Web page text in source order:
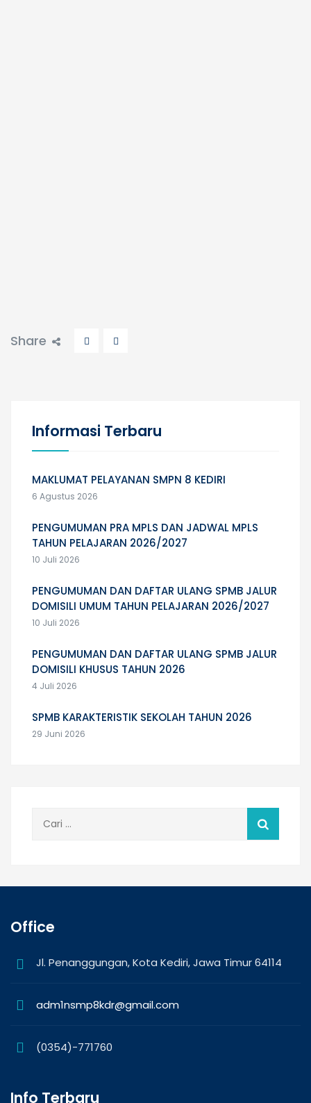
Share
Informasi Terbaru
MAKLUMAT PELAYANAN SMPN 8 KEDIRI
6 Agustus 2026
PENGUMUMAN PRA MPLS DAN JADWAL MPLS
TAHUN PELAJARAN 2026/2027
10 Juli 2026
PENGUMUMAN DAN DAFTAR ULANG SPMB JALUR
DOMISILI UMUM TAHUN PELAJARAN 2026/2027
10 Juli 2026
PENGUMUMAN DAN DAFTAR ULANG SPMB JALUR
DOMISILI KHUSUS TAHUN 2026
4 Juli 2026
SPMB KARAKTERISTIK SEKOLAH TAHUN 2026
29 Juni 2026
Office
Jl. Penanggungan, Kota Kediri, Jawa Timur 64114
adm1nsmp8kdr@gmail.com
(0354)-771760
Info Terbaru